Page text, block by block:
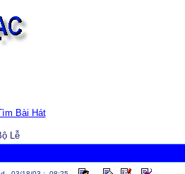
Bài Hát
Lễ